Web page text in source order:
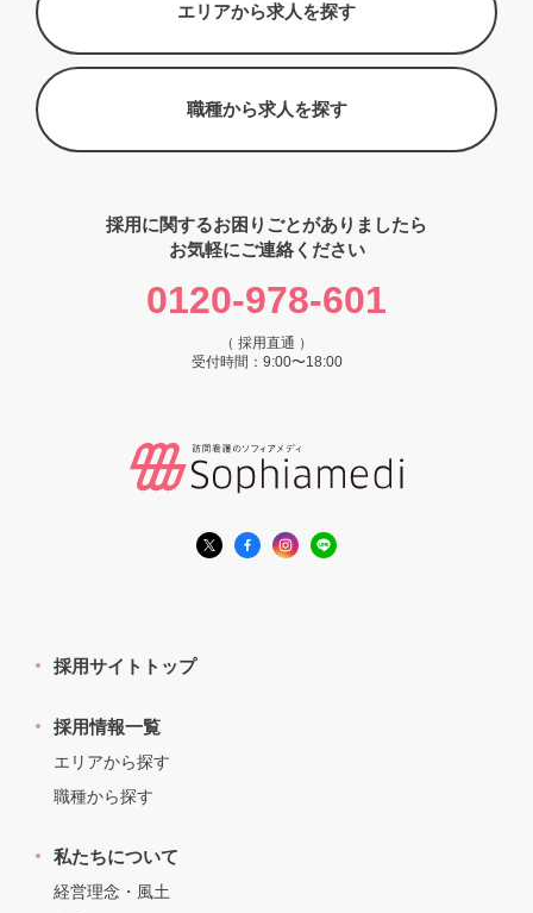
エリアから求人を探す
職種から求人を探す
採用に関するお困りごとがありましたら
お気軽にご連絡ください
0120-978-601
（ 採用直通 ）
受付時間：9:00〜18:00
採用サイトトップ
採用情報一覧
エリアから探す
職種から探す
私たちについて
経営理念・風土